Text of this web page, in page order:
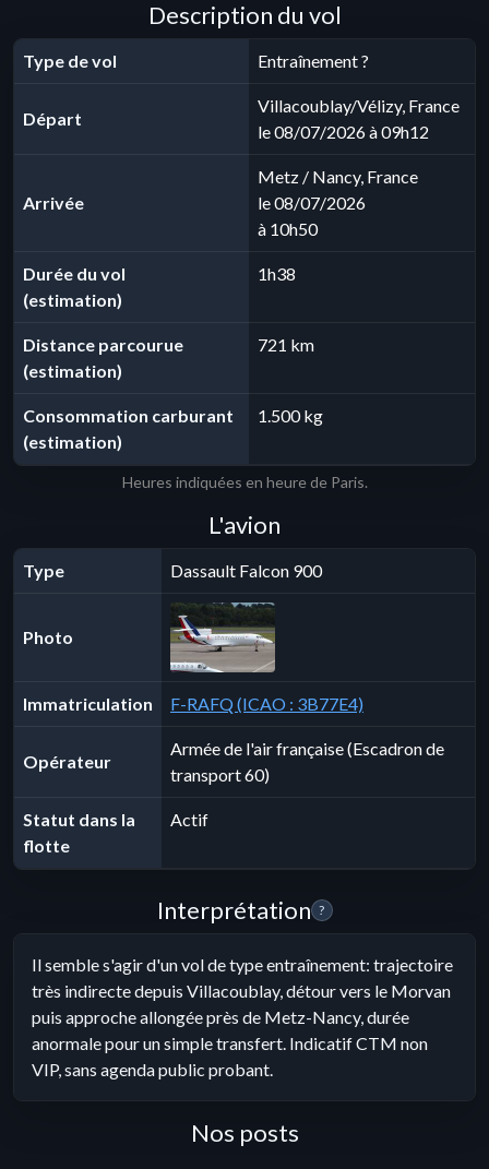
Description du vol
Type de vol Entraînement ?
Départ
Villacoublay/Vélizy, France
le 08/07/2026 à 09h12
Arrivée
Metz / Nancy, France
le 08/07/2026
à 10h50
Durée du vol
(estimation)
1h38
Distance parcourue
(estimation)
721 km
Consommation carburant
(estimation)
1.500 kg
Heures indiquées en heure de Paris.
L'avion
Type Dassault Falcon 900
Photo
Immatriculation F-RAFQ (ICAO : 3B77E4)
Opérateur
Armée de l'air française (Escadron de
transport 60)
Statut dans la
flotte
Actif
Interprétation ?
Il semble s'agir d'un vol de type entraînement: trajectoire
très indirecte depuis Villacoublay, détour vers le Morvan
puis approche allongée près de Metz-Nancy, durée
anormale pour un simple transfert. Indicatif CTM non
VIP, sans agenda public probant.
Nos posts